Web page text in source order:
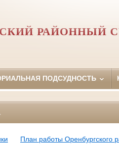
РАЙОННЫЙ
ПОДСУДНОСТЬ
План работы Оренбургского